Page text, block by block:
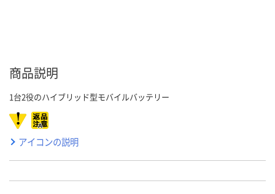
商品説明
1台2役のハイブリッド型モバイルバッテリー
アイコンの説明